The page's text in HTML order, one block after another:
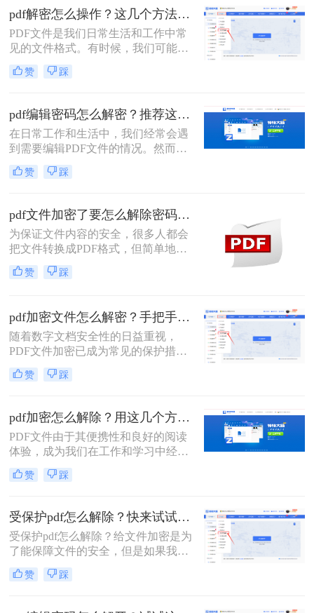
以防止未经授权的修改。那么pdf编辑
密码怎么解开呢？本文将介绍几种解
开PDF编辑密码的有效方法，帮助您
轻松应对这一挑战。
pdf解密怎么操作？这几个方法可以试一试！
PDF文件是我们日常生活和工作中常
见的文件格式。有时候，我们可能会
遇到一些加密的PDF文件，这给我们
的阅读和编辑带来了一些困扰。那
介绍解密PDF文件的几种方法，帮助
你轻松解锁你的文件。
赞 踩
pdf编辑密码怎么解密？推荐这三种PDF解码方法！
在日常工作和生活中，我们经常会遇
到需要编辑PDF文件的情况。然而，
有些PDF文件会设置密码保护，限制
了我们对其内容的修改和编辑。那
为您介绍几种常见的解密方法，让您
轻松应对这一问题。
赞 踩
pdf文件加密了要怎么解除密码？教你2个PDF解密方法
为保证文件内容的安全，很多人都会
把文件转换成PDF格式，但简单地将
PDF格式转换成PDF格式是不够的，
所以还会在文件上加一个“锁”，想要
流程，下面就来给大家详细的讲解一
下吧。
赞 踩
pdf加密文件怎么解密？手把手教你3个简单方法！
随着数字文档安全性的日益重视，
PDF文件加密已成为常见的保护措
施。加密的PDF文件需要特定的密码
或密钥才能打开和阅读，这有助于保
问。然而，有时我们可能会遇到需要
解密PDF文件的情况，比如忘记密码
或需要编辑文件内容。那么pdf加密文
件怎么解密​呢？本文将为您介绍几种
常见的PDF解密方法。
赞 踩
pdf加密怎么解除？用这几个方法1秒立即解密！
PDF文件由于其便携性和良好的阅读
体验，成为我们在工作和学习中经常
使用的文件格式之一。然而，当遇到
加密的PDF文件时，我们可能无法直
细介绍PDF加密怎么解除，帮助您轻
松访问文件内容。
赞 踩
受保护pdf怎么解除？快来试试这三种方法！
受保护pdf怎么解除？给文件加密是为
了能保障文件的安全，但是如果我们
需要快速打开一些PDF文件的话，必
须先将文件解密，但是想顺利解除
业的工具的，今天给大家分享PDF解
赞 踩